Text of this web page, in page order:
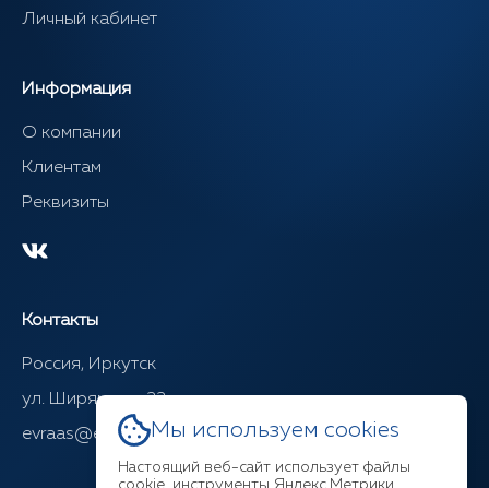
Личный кабинет
Информация
О компании
Клиентам
Реквизиты
Контакты
Россия, Иркутск
ул. Ширямова, 22
evraas@evraasgr.ruМы используем cookies
Настоящий веб-сайт использует файлы
cookie, инструменты Яндекс.Метрики.